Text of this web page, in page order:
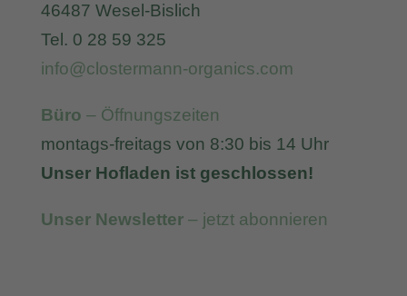
46487 Wesel-Bislich
Tel. 0 28 59 325
info@clostermann-organics.com
Büro – Öffnungszeiten
montags-freitags von 8:30 bis 14 Uhr
Unser Hofladen ist geschlossen!
Unser Newsletter– jetzt abonnieren